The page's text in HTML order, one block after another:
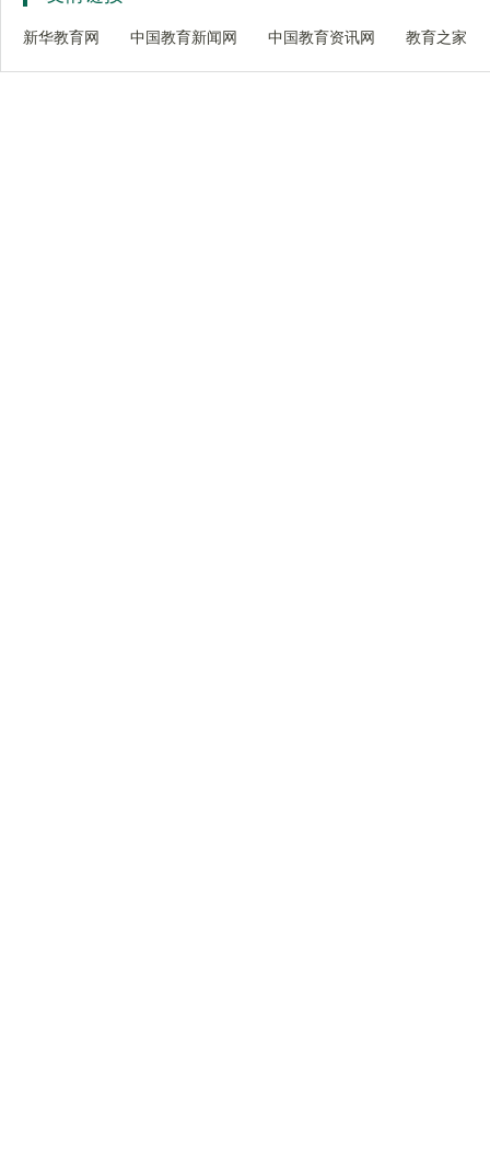
新华教育网 中国教育新闻网 中国教育资讯网 教育之家